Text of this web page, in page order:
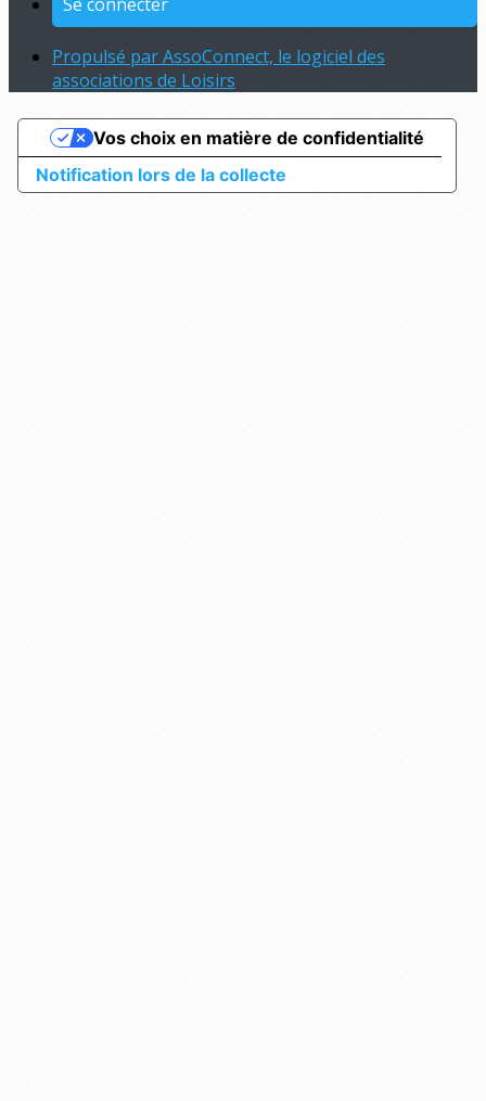
Propulsé par AssoConnect, le logiciel des
associations de Loisirs
Notification lors de la collecte
Vos choix en matière de confidentialité